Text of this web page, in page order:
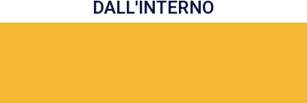
DALL'INTERNO